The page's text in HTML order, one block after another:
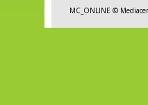
MC_ONLINE ©